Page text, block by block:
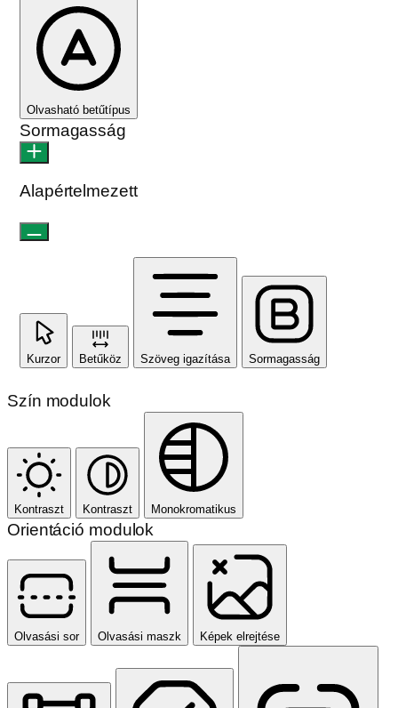
Olvasható betűtípus
Sormagasság
Alapértelmezett
Kurzor Betűköz Szöveg igazítása Sormagasság
Szín modulok
Kontraszt Kontraszt Monokromatikus
Orientáció modulok
Olvasási sor Olvasási maszk Képek elrejtése